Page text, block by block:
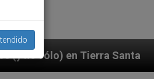
Sacerdotes